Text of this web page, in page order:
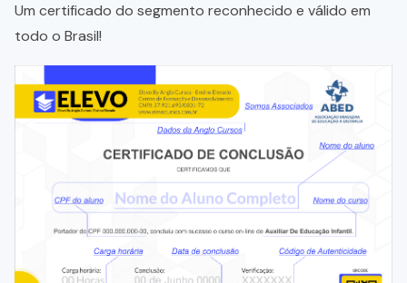
Um certificado do segmento reconhecido e válido em
todo o Brasil!